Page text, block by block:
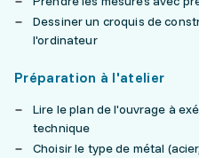
Dessiner un croquis de
l'ordinateur
Préparation à l'atelier
Lire le plan de l'ouvrage à
technique
Choisir le type de métal